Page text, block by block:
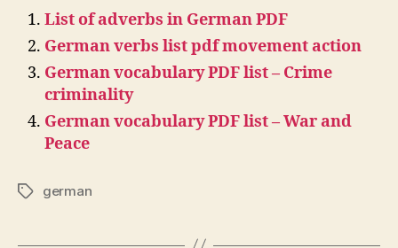
List of adverbs in German PDF
German verbs list pdf movement action
German vocabulary PDF list – Crime
criminality
German vocabulary PDF list – War and
Peace
Tagsgerman